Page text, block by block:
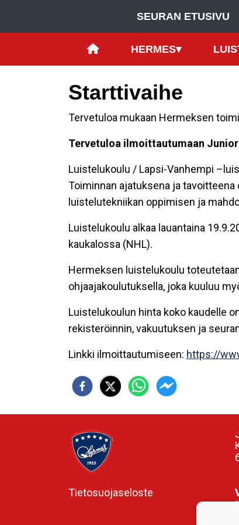
SEURAN ETUSIVU
HERMES▾
Starttivaihe
Tervetuloa mukaan Hermeksen
Tervetuloa ilmoittautumaan
Luistelukoulu / Lapsi-Vanhempi
Toiminnan ajatuksena ja
luistelutekniikan oppimisen ja
Luistelukoulu alkaa lauantaina
kaukalossa (NHL).
Hermeksen luistelukoulu
ohjaajakoulutuksella, joka kuuluu
Luistelukoulun hinta koko kaudelle
rekisteröinnin, vakuutuksen ja
Linkki ilmoittautumiseen: https://
Tietosuojaseloste